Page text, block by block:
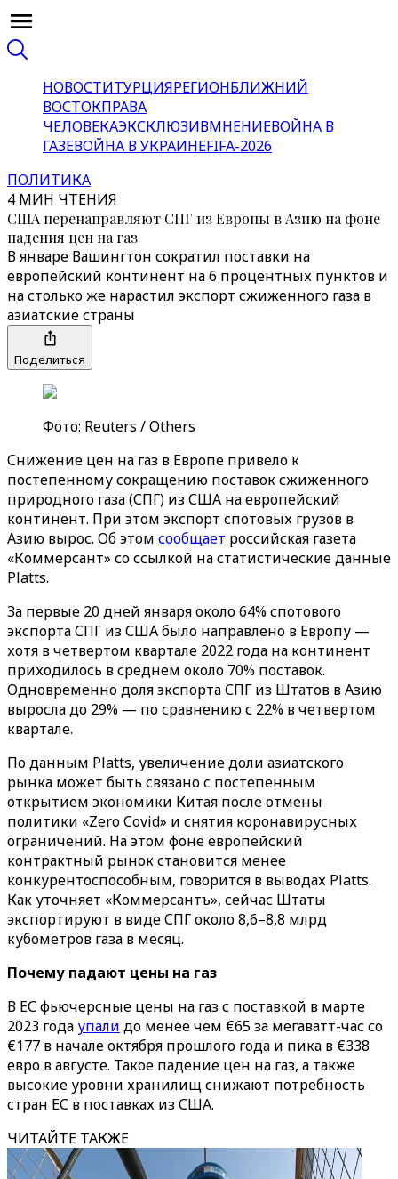
НОВОСТИТУРЦИЯРЕГИОНБЛИЖНИЙ
ВОСТОКПРАВА
ЧЕЛОВЕКАЭКСКЛЮЗИВМНЕНИЕВОЙНА В
ГАЗЕВОЙНА В УКРАИНЕFIFA-2026
ПОЛИТИКА
4 МИН ЧТЕНИЯ
США перенаправляют СПГ из Европы в Азию на фоне
падения цен на газ
В январе Вашингтон сократил поставки на
европейский континент на 6 процентных пунктов и
на столько же нарастил экспорт сжиженного газа в
азиатские страны
Поделиться
Фото: Reuters / Others
Снижение цен на газ в Европе привело к
постепенному сокращению поставок сжиженного
природного газа (СПГ) из США на европейский
континент. При этом экспорт спотовых грузов в
Азию вырос. Об этом сообщает российская газета
«‎Коммерсант»‎ со ссылкой на статистические данные
Platts.
За первые 20 дней января около 64% спотового
экспорта СПГ из США было направлено в Европу —
хотя в четвертом квартале 2022 года на континент
приходилось в среднем около 70% поставок.
Одновременно доля экспорта СПГ из Штатов в Азию
выросла до 29% — по сравнению с 22% в четвертом
квартале.
По данным Platts, увеличение доли азиатского
рынка может быть связано с постепенным
открытием экономики Китая после отмены
политики «‎Zero Covid»‎ и снятия коронавирусных
ограничений. На этом фоне европейский
контрактный рынок становится менее
конкурентоспособным, говорится в выводах Platts.
Как уточняет «‎Коммерсантъ»‎, сейчас Штаты
экспортируют в виде СПГ около 8,6–8,8 млрд
кубометров газа в месяц.
Почему падают цены на газ
В ЕС фьючерсные цены на газ с поставкой в марте
2023 года упали до менее чем €65 за мегаватт-час со
€177 в начале октября прошлого года и пика в €338
евро в августе. Такое падение цен на газ, а также
высокие уровни хранилищ снижают потребность
стран ЕС в поставках из США.
ЧИТАЙТЕ ТАКЖЕ